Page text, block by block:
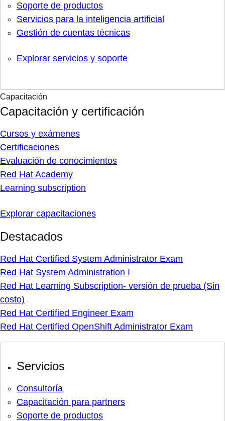
Soporte de productos
Servicios para la inteligencia artificial
Gestión de cuentas técnicas
Explorar servicios y soporte
Capacitación
Capacitación y certificación
Cursos y exámenes
Certificaciones
Evaluación de conocimientos
Red Hat Academy
Learning subscription
Explorar capacitaciones
Destacados
Red Hat Certified System Administrator Exam
Red Hat System Administration I
Red Hat Learning Subscription- versión de prueba (Sin
costo)
Red Hat Certified Engineer Exam
Red Hat Certified OpenShift Administrator Exam
Servicios
Consultoría
Capacitación para partners
Soporte de productos